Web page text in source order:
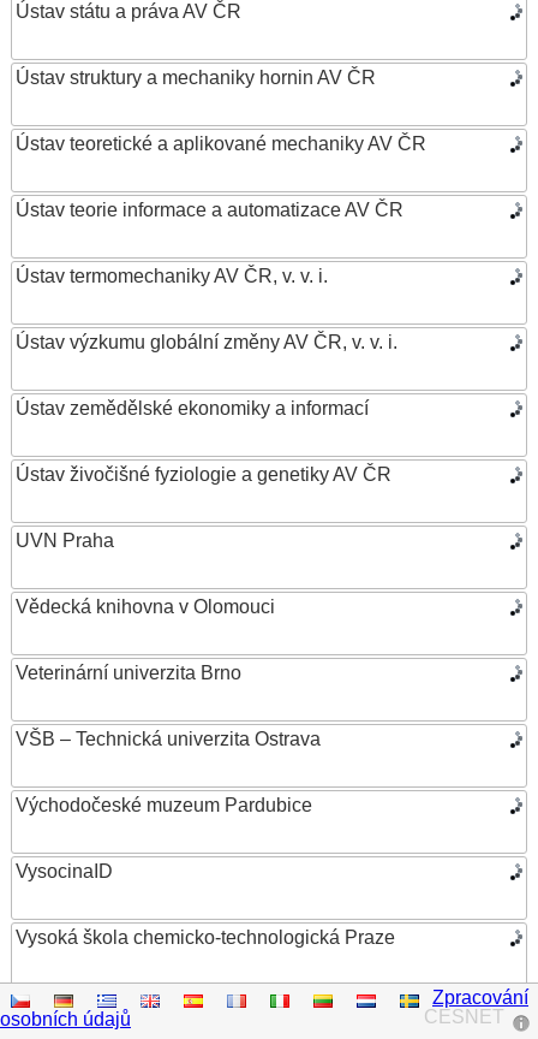
Ústav státu a práva AV ČR
Ústav struktury a mechaniky hornin AV ČR
Ústav teoretické a aplikované mechaniky AV ČR
Ústav teorie informace a automatizace AV ČR
Ústav termomechaniky AV ČR, v. v. i.
Ústav výzkumu globální změny AV ČR, v. v. i.
Ústav zemědělské ekonomiky a informací
Ústav živočišné fyziologie a genetiky AV ČR
UVN Praha
Vědecká knihovna v Olomouci
Veterinární univerzita Brno
VŠB – Technická univerzita Ostrava
Východočeské muzeum Pardubice
VysocinaID
Vysoká škola chemicko-technologická Praze
Vysoká škola ekonomická v Praze
CESNET
Zpracování
osobních údajů